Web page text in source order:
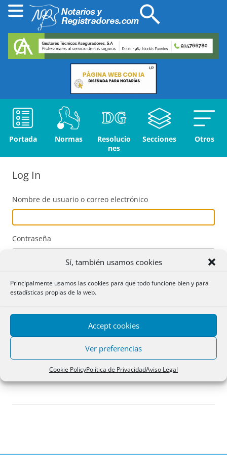
Sí, también usamos cookies
Principalmente usamos las cookies para que todo funcione bien y para
estadísticas propias de la web.
Accept cookies
Ver preferencias
Cookie PolicyPolítica de PrivacidadAviso Legal
Portada Normas
Resolucio
nes
Secciones Otros
Log In
Nombre de usuario o correo electrónico
Contraseña
Acceder
Registro
¿Has olvidado tu contraseña?